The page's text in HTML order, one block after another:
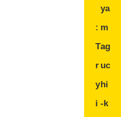
:
T
r
y
i
ya
m
ag
uc
hi
-k